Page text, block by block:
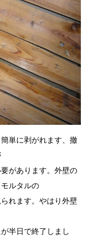
単に剥がれます、撤
があります。外壁の
ルタルの
れます。やはり外壁
半日で終了しまし